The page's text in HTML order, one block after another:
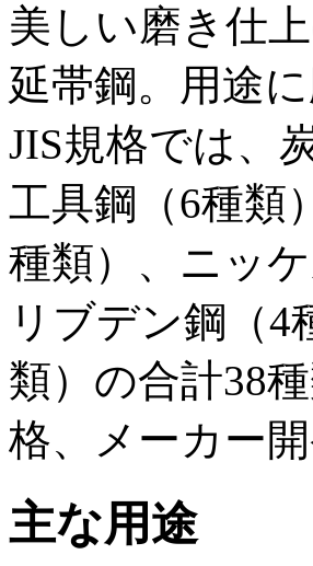
美しい磨き仕
延帯鋼。用途
JIS規格では、
工具鋼（6種類
種類）、ニッ
リブデン鋼（4
類）の合計38
格、メーカー
主な用途